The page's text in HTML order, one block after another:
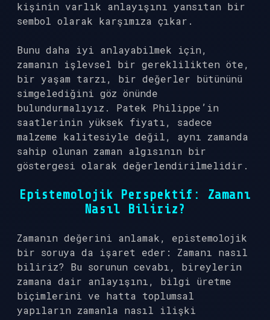
kişinin varlık anlayışını yansıtan bir
sembol olarak karşımıza çıkar.
Bunu daha iyi anlayabilmek için,
zamanın işlevsel bir gereklilikten öte,
bir yaşam tarzı, bir değerler bütününü
simgelediğini göz önünde
bulundurmalıyız. Patek Philippe’in
saatlerinin yüksek fiyatı, sadece
malzeme kalitesiyle değil, aynı zamanda
sahip olunan zaman algısının bir
göstergesi olarak değerlendirilmelidir.
Epistemolojik Perspektif: Zamanı
Nasıl Biliriz?
Zamanın değerini anlamak, epistemolojik
bir soruya da işaret eder: Zamanı nasıl
biliriz? Bu sorunun cevabı, bireylerin
zamana dair anlayışını, bilgi üretme
biçimlerini ve hatta toplumsal
yapıların zamanla nasıl ilişki